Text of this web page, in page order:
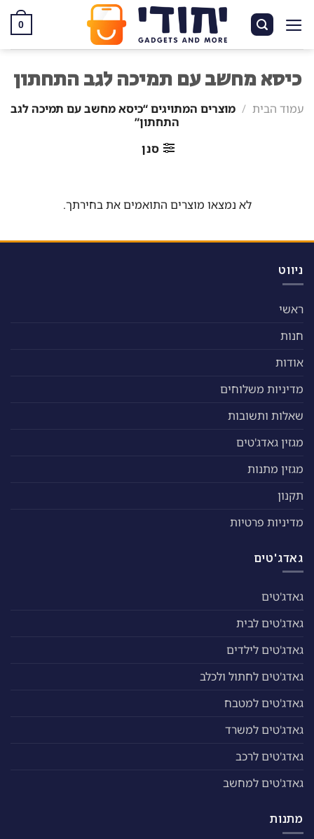
0
כיסא מחשב עם תמיכה לגב התחתון
עמוד הבית / מוצרים המתויגים “כיסא מחשב עם תמיכה לגב
התחתון”
סנן
לא נמצאו מוצרים התואמים את בחירתך.
ניווט
ראשי
חנות
אודות
מדיניות משלוחים
שאלות ותשובות
מגזין גאדג'טים
מגזין מתנות
תקנון
מדיניות פרטיות
גאדג'טים
גאדג'טים
גאדג'טים לבית
גאדג'טים לילדים
גאדג'טים לחתול ולכלב
גאדג'טים למטבח
גאדג'טים למשרד
גאדג'טים לרכב
גאדג'טים למחשב
מתנות